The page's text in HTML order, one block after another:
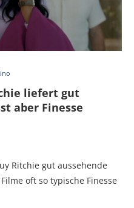
liefert gut
aber Finesse
Ritchie gut aussehende
oft so typische Finesse